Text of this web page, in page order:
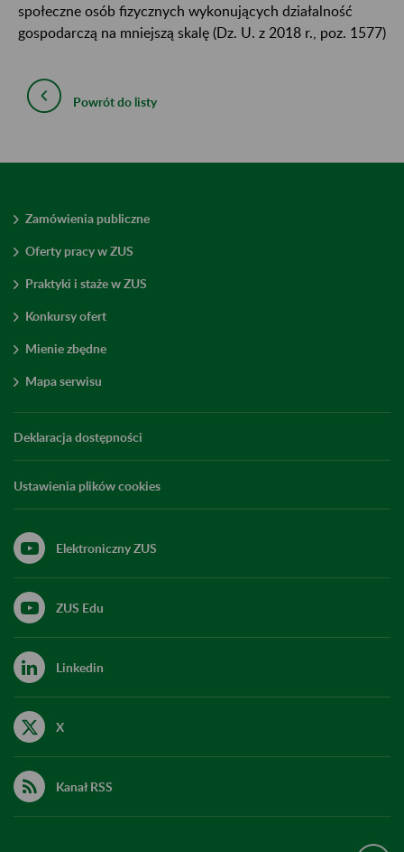
społeczne osób fizycznych wykonujących działalność
gospodarczą na mniejszą skalę (Dz. U. z 2018 r., poz. 1577)
Powrót do listy
Zamówienia publiczne
Oferty pracy w ZUS
Praktyki i staże w ZUS
Konkursy ofert
Mienie zbędne
Mapa serwisu
Deklaracja dostępności
Ustawienia plików cookies
Elektroniczny ZUS
ZUS Edu
Linkedin
X
Kanał RSS